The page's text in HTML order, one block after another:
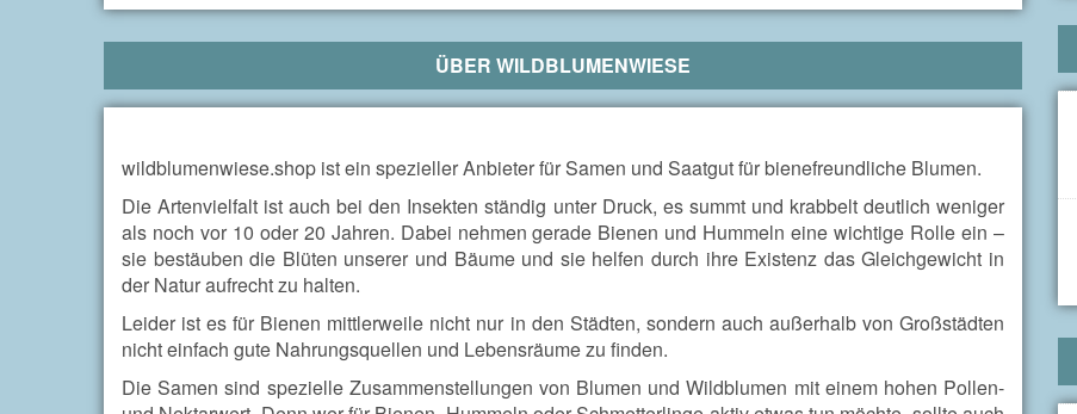
ÜBER WILDBLUMENWIESE
wildblumenwiese.shop ist ein spezieller Anbieter für Samen und Saatgut für bienefreundliche Blumen.
Die Artenvielfalt ist auch bei den Insekten ständig unter Druck, es summt und krabbelt deutlich weniger
als noch vor 10 oder 20 Jahren. Dabei nehmen gerade Bienen und Hummeln eine wichtige Rolle ein –
sie bestäuben die Blüten unserer und Bäume und sie helfen durch ihre Existenz das Gleichgewicht in
der Natur aufrecht zu halten.
Leider ist es für Bienen mittlerweile nicht nur in den Städten, sondern auch außerhalb von Großstädten
nicht einfach gute Nahrungsquellen und Lebensräume zu finden.
Die Samen sind spezielle Zusammenstellungen von Blumen und Wildblumen mit einem hohen Pollen-